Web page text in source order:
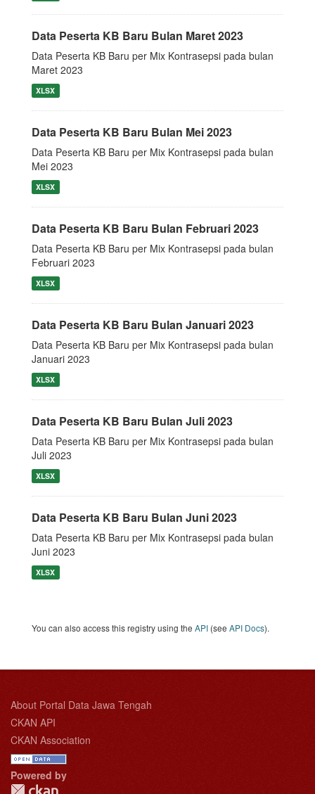
Data Peserta KB Baru Bulan Maret 2023
Data Peserta KB Baru per Mix Kontrasepsi pada bulan
Maret 2023
XLSX
Data Peserta KB Baru Bulan Mei 2023
Data Peserta KB Baru per Mix Kontrasepsi pada bulan
Mei 2023
XLSX
Data Peserta KB Baru Bulan Februari 2023
Data Peserta KB Baru per Mix Kontrasepsi pada bulan
Februari 2023
XLSX
Data Peserta KB Baru Bulan Januari 2023
Data Peserta KB Baru per Mix Kontrasepsi pada bulan
Januari 2023
XLSX
Data Peserta KB Baru Bulan Juli 2023
Data Peserta KB Baru per Mix Kontrasepsi pada bulan
Juli 2023
XLSX
Data Peserta KB Baru Bulan Juni 2023
Data Peserta KB Baru per Mix Kontrasepsi pada bulan
Juni 2023
XLSX
You can also access this registry using the API (see API Docs).
About Portal Data Jawa Tengah
CKAN API
CKAN Association
Powered by